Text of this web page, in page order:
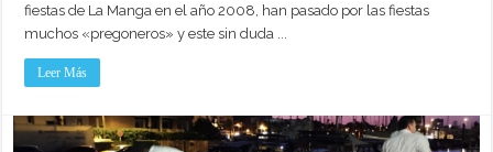
fiestas de La Manga en el año 2008, han pasado por las fiestas
muchos «pregoneros» y este sin duda ...
Leer Más